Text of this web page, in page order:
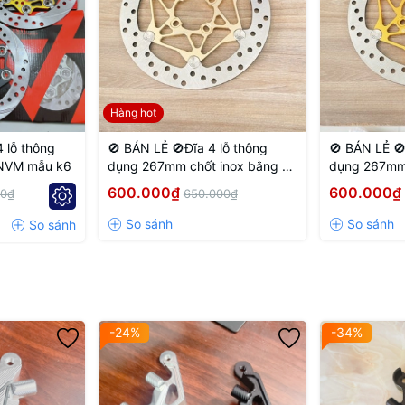
phẩm CNC theo yêu cầu.
LED / NEW WAVE MODELS – 220MM DISC – 81 RACING
positioning, improved braking performance, and enhanced
and style upgrades.
lỗ thông
mẫu k6
Hàng hot
🚫 BÁN LẺ 🚫Đĩa 4 lỗ thông
dụng 267mm chốt inox bằng 4
lỗ màu Vàng nhạt
600.000₫ 650.000₫
🚫 BÁN LẺ
dụng
lỗ màu Vàng
600.000₫
-24% -34%